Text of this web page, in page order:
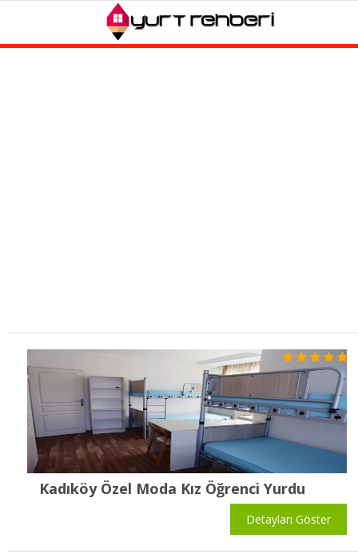
Kadıköy Özel Moda Kız Öğrenci Yurdu
Detayları Göster